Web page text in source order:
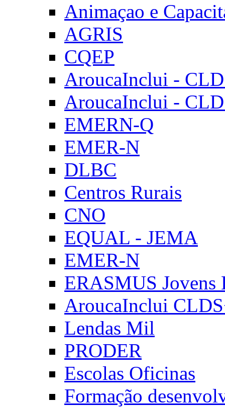
Animaçao e
AGRIS
CQEP
AroucaInclui -
AroucaInclui -
EMERN-Q
EMER-N
DLBC
Centros Rurais
CNO
EQUAL - JEMA
EMER-N
ERASMUS Jovens
AroucaInclui
Lendas Mil
PRODER
Escolas Oficinas
Formação